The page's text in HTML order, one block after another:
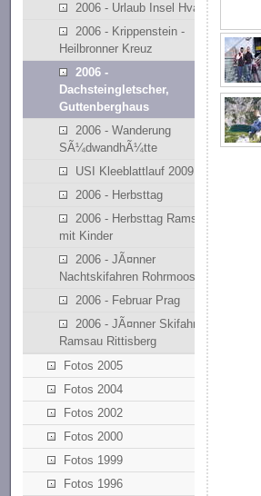
2006 - Urlaub Insel Hvar
2006 - Krippenstein -
Heilbronner Kreuz
2006 -
Dachsteingletscher,
Guttenberghaus
2006 - Wanderung
SÃ¼dwandhÃ¼tte
USI Kleeblattlauf 2009
2006 - Herbsttag
2006 - Herbsttag Ramsau
mit Kinder
2006 - JÃ¤nner
Nachtskifahren Rohrmoos
2006 - Februar Prag
2006 - JÃ¤nner Skifahren
Ramsau Rittisberg
Fotos 2005
Fotos 2004
Fotos 2002
Fotos 2000
Fotos 1999
Fotos 1996